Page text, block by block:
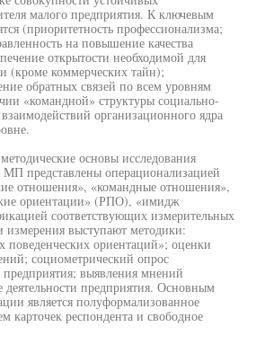
малого предприятия. К ключевым
(приоритетность профессионализма;
на повышение качества
открытости необходимой для
(кроме коммерческих тайн);
обратных связей по всем уровням
«командной» структуры социально-
организационного ядра
основы исследования
МП представлены операционализацией
отношения», «командные отношения»,
ориентации» (РПО), «имидж
соответствующих измерительных
выступают методики:
поведенческих ориентаций»; оценки
социометрический опрос
предприятия; выявления мнений
деятельности предприятия. Основным
является полуформализованное
карточек респондента и свободное